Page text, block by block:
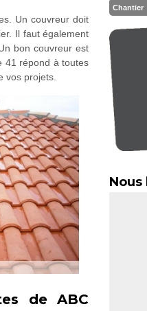
Un couvreur doit
Il faut également
bon couvreur est
41 répond à toutes
vos projets.
de ABC
Chantier
Nous